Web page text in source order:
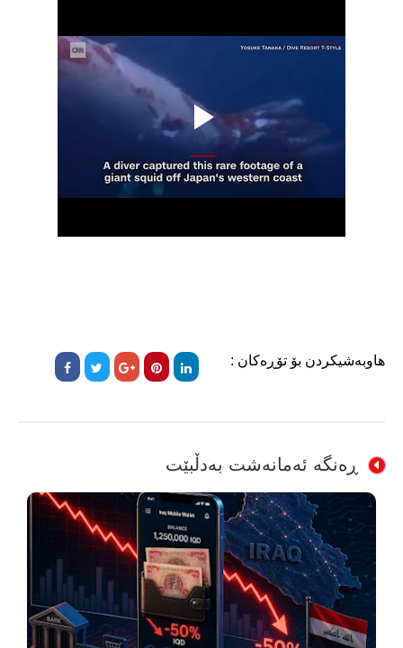
هاوبەشیکردن بۆ تۆڕەکان :
ڕەنگە ئەمانەشت بەدڵبێت